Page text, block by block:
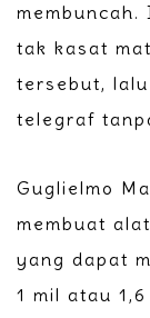
tak kasat
tersebut,
telegraf
Guglielmo
membuat
yang dapat
1 mil atau